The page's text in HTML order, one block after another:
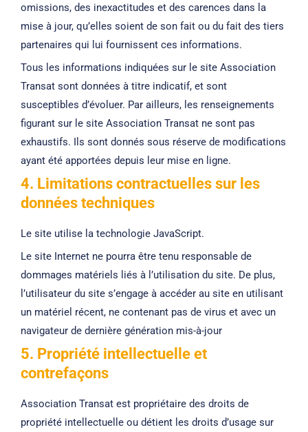
omissions, des inexactitudes et des carences dans la
mise à jour, qu’elles soient de son fait ou du fait des tiers
partenaires qui lui fournissent ces informations.
Tous les informations indiquées sur le site Association
Transat sont données à titre indicatif, et sont
susceptibles d’évoluer. Par ailleurs, les renseignements
figurant sur le site Association Transat ne sont pas
exhaustifs. Ils sont donnés sous réserve de modifications
ayant été apportées depuis leur mise en ligne.
4. Limitations contractuelles sur les
données techniques
Le site utilise la technologie JavaScript.
Le site Internet ne pourra être tenu responsable de
dommages matériels liés à l’utilisation du site. De plus,
l’utilisateur du site s’engage à accéder au site en utilisant
un matériel récent, ne contenant pas de virus et avec un
navigateur de dernière génération mis-à-jour
5. Propriété intellectuelle et
contrefaçons
Association Transat est propriétaire des droits de
propriété intellectuelle ou détient les droits d’usage sur